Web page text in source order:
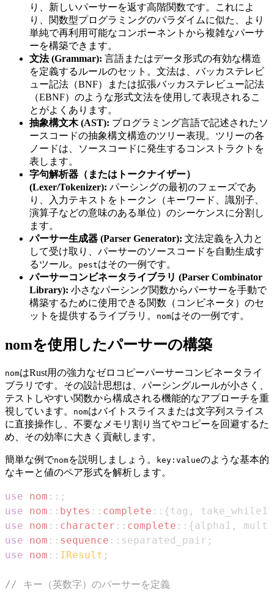
り、新しいパーサーを返す高階関数です。これによ
り、関数型プログラミングのパラダイムに似た、より
単純で再利用可能なコンポーネントから複雑なパーサ
ーを構築できます。
文法 (Grammar): 言語またはデータ形式の有効な構造
を定義するルールのセット。文法は、バッカステレビ
ュー記法（BNF）または拡張バッカステレビュー記法
（EBNF）のような形式文法を使用して表現されるこ
とがよくあります。
抽象構文木 (AST): プログラミング言語で記述されたソ
ースコードの抽象構文構造のツリー表現。ツリーの各
ノードは、ソースコードに発生するコンストラクトを
表します。
字句解析器（またはトークナイザー）
(Lexer/Tokenizer): パーシングの最初のフェーズであ
り、入力テキストをトークン（キーワード、識別子、
演算子などの意味のある単位）のシーケンスに分割し
ます。
パーサー生成器 (Parser Generator): 文法定義を入力と
して受け取り、パーサーのソースコードを自動生成す
るツール。
pestはその一例です。
パーサーコンビネータライブラリ (Parser Combinator
Library): 小さなパーシング関数からパーサーを手動で
構築するために使用できる関数（コンビネータ）のセ
ットを提供するライブラリ。
nomはその一例です。
nomを使用したパーサーの構築
nomはRust用の強力なゼロコピーパーサーコンビネータライ
ブラリです。その設計思想は、パーシングルールが小さく、
テストしやすい関数から構成される機能的なアプローチを重
視しています。
nomはバイトスライスまたは文字列スライス
に直接操作し、不要なメモリ割り当てやコピーを回避するた
め、その効率に大きく貢献します。
簡単な例でnomを説明しましょう。 key:valueのような基本的
なキーと値のペア形式を解析します。
use nom :: ;
use
nom :: bytes :: complete :: {tag , take_while1
use
nom :: character :: complete :: {alpha1 ,
use
nom :: sequence :: separated_pair ;
use
nom :: IResult ;
// キー（英数字）のパーサーを定義